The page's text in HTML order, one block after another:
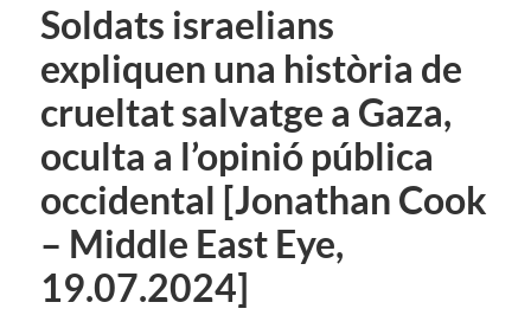
Soldats israelians
expliquen una història de
crueltat salvatge a Gaza,
oculta a l’opinió pública
occidental [Jonathan Cook
– Middle East Eye,
19.07.2024]